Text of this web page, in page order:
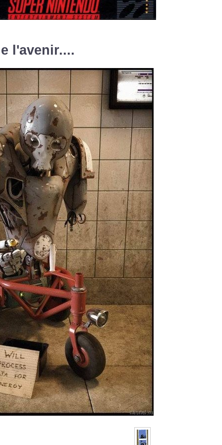
l'avenir....